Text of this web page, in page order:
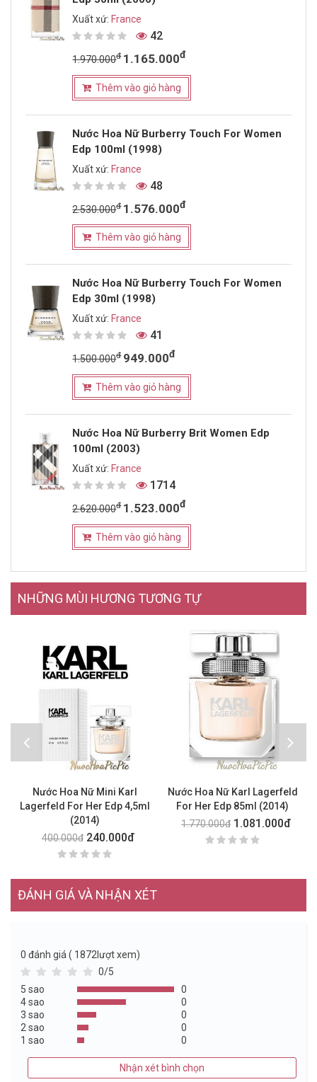
Xuất xứ: France
42
1.970.000đ 1.165.000đ
Thêm vào giỏ hàng
Nước Hoa Nữ Burberry Touch For Women
Edp 100ml (1998)
Xuất xứ: France
48
2.530.000đ 1.576.000đ
Thêm vào giỏ hàng
Nước Hoa Nữ Burberry Touch For Women
Edp 30ml (1998)
Xuất xứ: France
41
1.500.000đ 949.000đ
Thêm vào giỏ hàng
Nước Hoa Nữ Burberry Brit Women Edp
100ml (2003)
Xuất xứ: France
1714
2.620.000đ 1.523.000đ
Thêm vào giỏ hàng
NHỮNG MÙI HƯƠNG TƯƠNG TỰ
Nước Hoa Nữ Mini Karl
Lagerfeld For Her Edp 4,5ml
(2014)
400.000đ 240.000đ
Nước Hoa Nữ Karl Lagerfeld
For Her Edp 85ml (2014)
1.770.000đ 1.081.000đ
ĐÁNH GIÁ VÀ NHẬN XÉT
0 đánh giá ( 1872lượt xem)
0/5
5 sao
0
4 sao
0
3 sao
0
2 sao
0
1 sao
0
Nhận xét bình chọn